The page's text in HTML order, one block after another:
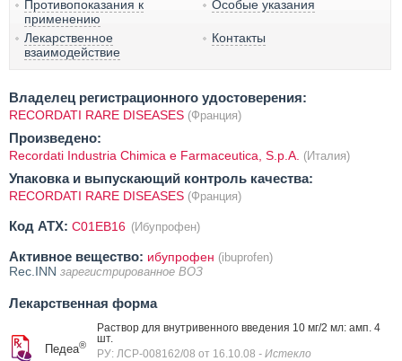
Противопоказания к
применению
Особые указания
Лекарственное
взаимодействие
Контакты
Владелец регистрационного удостоверения:
RECORDATI RARE DISEASES (Франция)
Произведено:
Recordati Industria Chimica e Farmaceutica, S.p.A. (Италия)
Упаковка и выпускающий контроль качества:
RECORDATI RARE DISEASES (Франция)
Код ATX: C01EB16 (Ибупрофен)
Активное вещество: ибупрофен (ibuprofen)
Rec.INN зарегистрированное ВОЗ
Лекарственная форма
Педеа®
Раствор для внутривенного введения 10 мг/2 мл: амп. 4
шт.
РУ: ЛСР-008162/08 от 16.10.08 - Истекло